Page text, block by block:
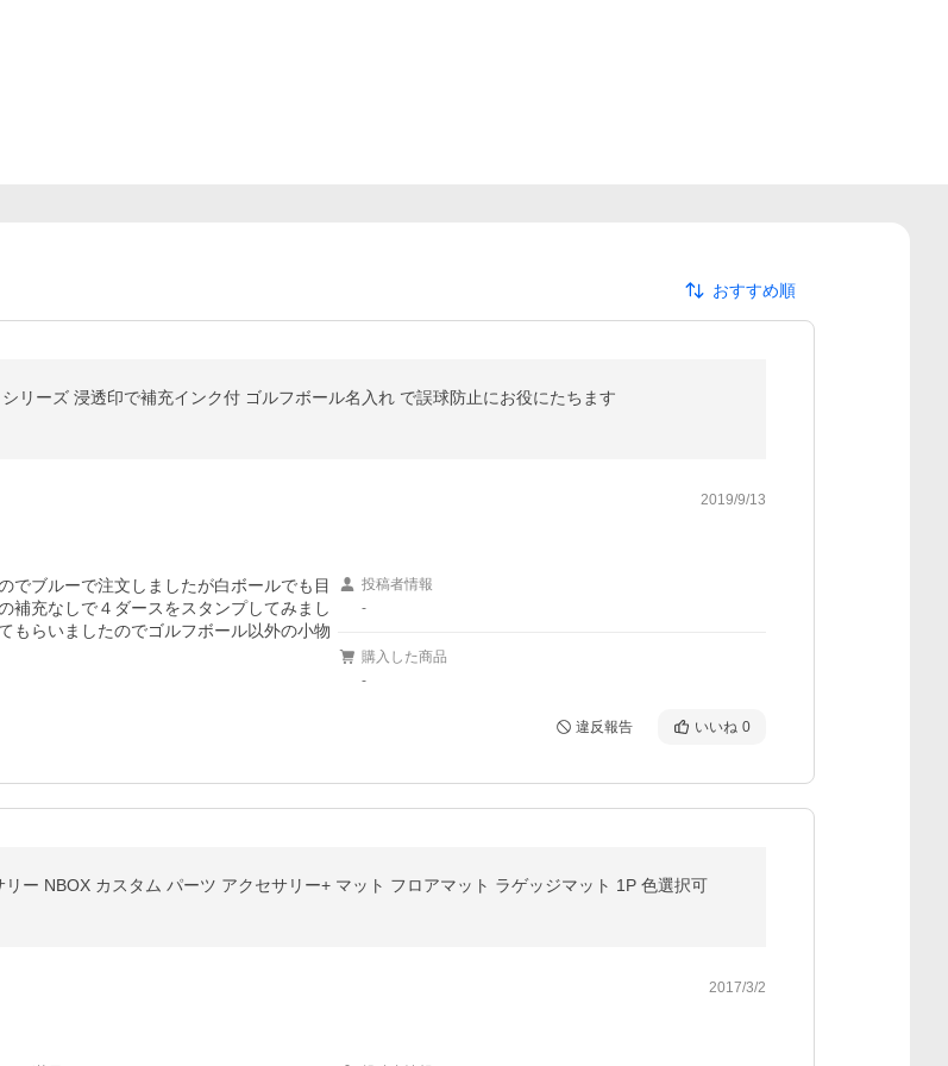
おすすめ順
リーズ 浸透印で補充インク付 ゴルフボール名入れ で誤球防止にお役にたちます
2019/9/13
でブルーで注文しましたが白ボールでも目
補充なしで４ダースをスタンプしてみまし
もらいましたのでゴルフボール以外の小物
投稿者情報
-
購入した商品
-
違反報告 いいね 0
ー NBOX カスタム パーツ アクセサリー+ マット フロアマット ラゲッジマット 1P 色選択可
2017/3/2